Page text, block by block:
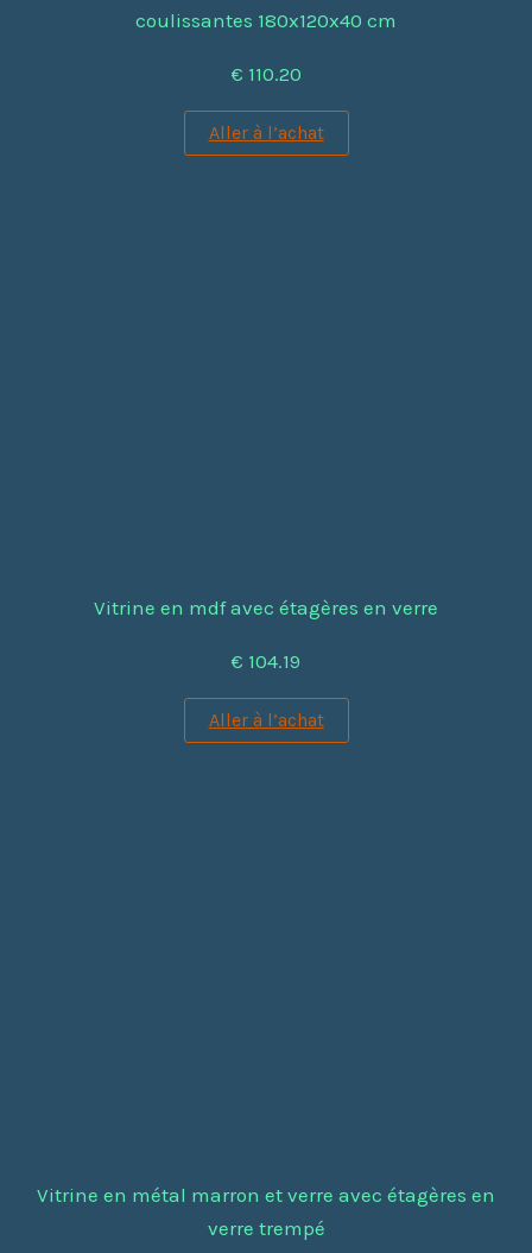
coulissantes 180x120x40 cm
€ 110.20
Aller à l’achat
Vitrine en mdf avec étagères en verre
€ 104.19
Aller à l’achat
Vitrine en métal marron et verre avec étagères en
verre trempé